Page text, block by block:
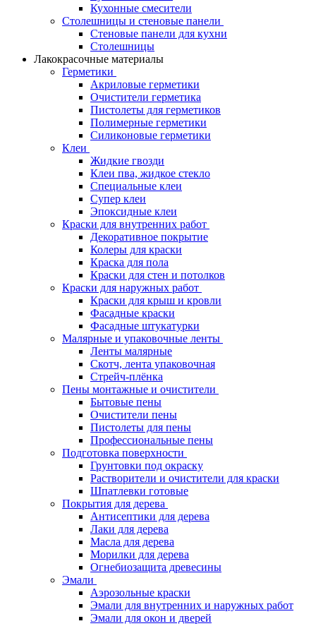
Кухонные смесители
Столешницы и стеновые панели
Стеновые панели для кухни
Столешницы
Лакокрасочные материалы
Герметики
Акриловые герметики
Очистители герметика
Пистолеты для герметиков
Полимерные герметики
Силиконовые герметики
Клеи
Жидкие гвозди
Клеи пва, жидкое стекло
Специальные клеи
Супер клеи
Эпоксидные клеи
Краски для внутренних работ
Декоративное покрытие
Колеры для краски
Краска для пола
Краски для стен и потолков
Краски для наружных работ
Краски для крыш и кровли
Фасадные краски
Фасадные штукатурки
Малярные и упаковочные ленты
Ленты малярные
Скотч, лента упаковочная
Стрейч-плёнка
Пены монтажные и очистители
Бытовые пены
Очистители пены
Пистолеты для пены
Профессиональные пены
Подготовка поверхности
Грунтовки под окраску
Растворители и очистители для краски
Шпатлевки готовые
Покрытия для дерева
Антисептики для дерева
Лаки для дерева
Масла для дерева
Морилки для дерева
Огнебиозащита древесины
Эмали
Аэрозольные краски
Эмали для внутренних и наружных работ
Эмали для окон и дверей